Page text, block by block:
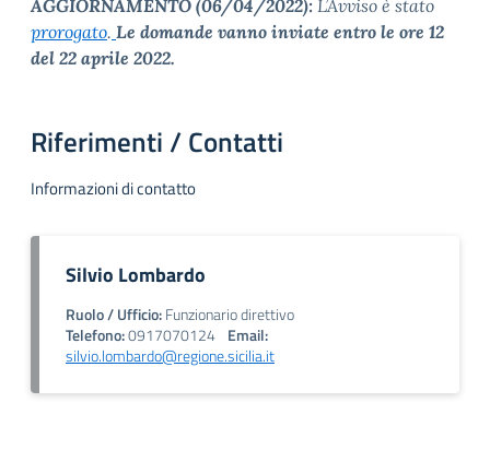
AGGIORNAMENTO (06/04/2022): L’Avviso è stato
prorogato. Le domande vanno inviate entro le ore 12
del 22 aprile 2022.
Riferimenti / Contatti
Informazioni di contatto
Silvio Lombardo
Ruolo / Ufficio:Funzionario direttivo
Telefono:0917070124 Email:
silvio.lombardo@regione.sicilia.it